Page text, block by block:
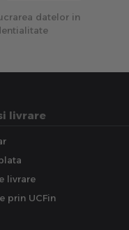
datelor in
livrare
livrare
prin UCFin